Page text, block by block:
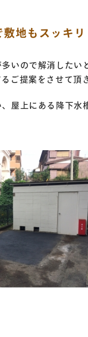
地もスッキリ
いので解消したい
ご提案をさせて頂
屋上にある降下水